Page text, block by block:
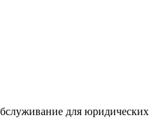
для юридических